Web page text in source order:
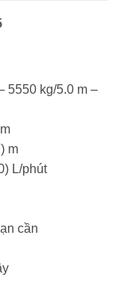
kg/5.0 m –
m
L/phút
cần